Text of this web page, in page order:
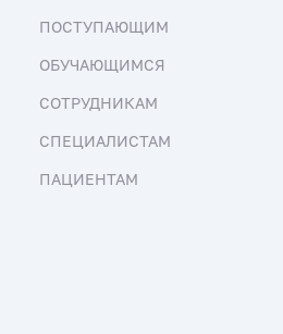
ПОСТУПАЮЩИМ
ОБУЧАЮЩИМСЯ
СОТРУДНИКАМ
СПЕЦИАЛИСТАМ
ПАЦИЕНТАМ